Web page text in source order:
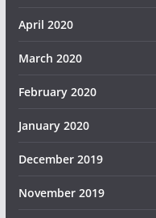
April 2020
March 2020
February 2020
January 2020
December 2019
November 2019